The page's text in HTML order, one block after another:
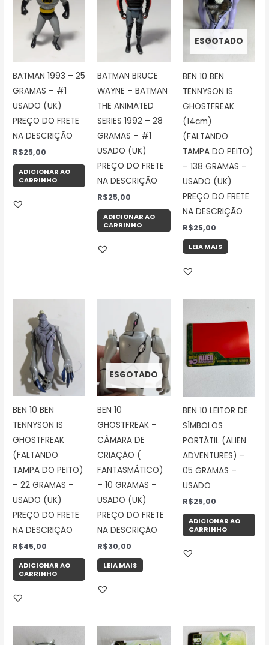
BATMAN 1993 – 25
GRAMAS – #1
USADO (UK)
PREÇO DO FRETE
NA DESCRIÇÃO
R$25,00
ADICIONAR AO
CARRINHO
BATMAN BRUCE
WAYNE – BATMAN
THE ANIMATED
SERIES 1992 – 28
GRAMAS – #1
USADO (UK)
PREÇO DO FRETE
NA DESCRIÇÃO
R$25,00
ADICIONAR AO
CARRINHO
ESGOTADO
BEN 10 BEN
TENNYSON IS
GHOSTFREAK
(14cm)
(FALTANDO
TAMPA DO PEITO)
– 138 GRAMAS –
USADO (UK)
PREÇO DO FRETE
NA DESCRIÇÃO
R$25,00
LEIA MAIS
BEN 10 BEN
TENNYSON IS
GHOSTFREAK
(FALTANDO
TAMPA DO PEITO)
– 22 GRAMAS –
USADO (UK)
PREÇO DO FRETE
NA DESCRIÇÃO
R$45,00
ADICIONAR AO
CARRINHO
ESGOTADO
BEN 10
GHOSTFREAK –
CÂMARA DE
CRIAÇÃO (
FANTASMÁTICO)
– 10 GRAMAS –
USADO (UK)
PREÇO DO FRETE
NA DESCRIÇÃO
R$30,00
LEIA MAIS
BEN 10 LEITOR DE
SÍMBOLOS
PORTÁTIL (ALIEN
ADVENTURES) –
05 GRAMAS –
USADO
R$25,00
ADICIONAR AO
CARRINHO